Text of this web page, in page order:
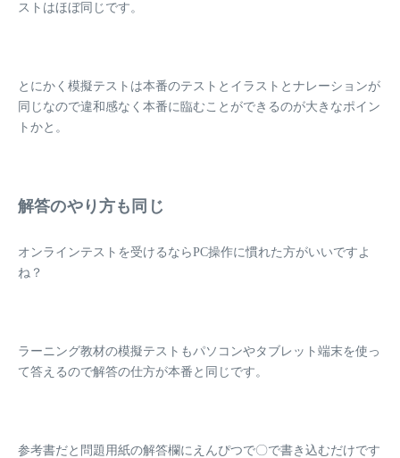
ストはほぼ同じです。
とにかく模擬テストは本番のテストとイラストとナレーションが
同じなので違和感なく本番に臨むことができるのが大きなポイン
トかと。
解答のやり方も同じ
オンラインテストを受けるならPC操作に慣れた方がいいですよ
ね？
ラーニング教材の模擬テストもパソコンやタブレット端末を使っ
て答えるので解答の仕方が本番と同じです。
参考書だと問題用紙の解答欄にえんぴつで〇で書き込むだけです